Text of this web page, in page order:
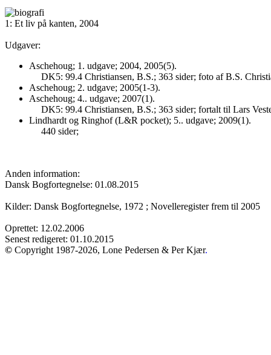
1: Et liv på kanten, 2004
Udgaver:
Aschehoug; 1. udgave; 2004, 2005(5).
DK5: 99.4 Christiansen, B.S.; 363 sider; foto af B.S.
Aschehoug; 2. udgave; 2005(1-3).
Aschehoug; 4.. udgave; 2007(1).
DK5: 99.4 Christiansen, B.S.; 363 sider; fortalt til Lars
Lindhardt og Ringhof (L&R pocket); 5.. udgave; 2009(1).
440 sider;
Anden information:
Dansk Bogfortegnelse: 01.08.2015
Kilder: Dansk Bogfortegnelse, 1972 ; Novelleregister frem til 2005
Oprettet: 12.02.2006
Senest redigeret: 01.10.2015
© Copyright 1987-2026, Lone Pedersen & Per Kjær.